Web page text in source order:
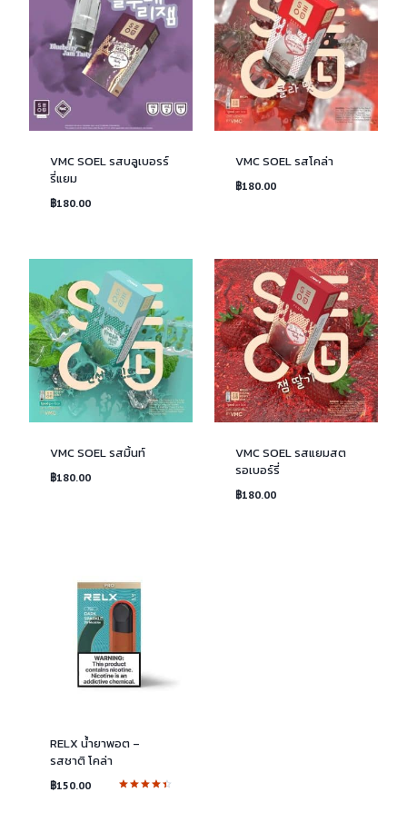
VMC SOEL รสบลูเบอรร์
รี่แยม
฿180.00
VMC SOEL รสโคล่า
฿180.00
VMC SOEL รสมิ้นท์
฿180.00
VMC SOEL รสแยมสต
รอเบอร์รี่
฿180.00
RELX น้ำยาพอต –
รสชาติ โคล่า
฿150.00